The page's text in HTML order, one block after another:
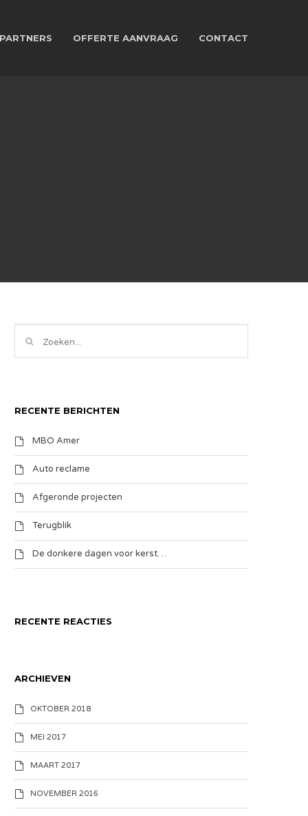
PARTNERS OFFERTE AANVRAAG CONTACT
RECENTE BERICHTEN
MBO Amer
Auto reclame
Afgeronde projecten
Terugblik
De donkere dagen voor kerst…
RECENTE REACTIES
ARCHIEVEN
OKTOBER 2018
MEI 2017
MAART 2017
NOVEMBER 2016